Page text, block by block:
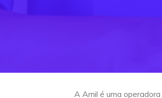
A Amil é uma